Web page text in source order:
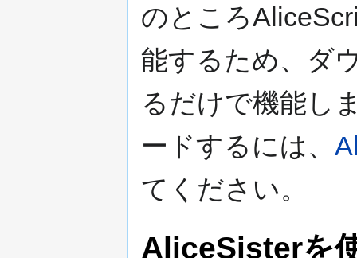
のところ
能するため、ダ
るだけで機能し
ードするには、
てください。
AliceSisterを